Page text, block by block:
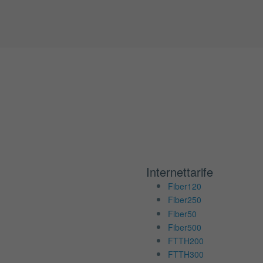
Internettarife
Fiber120
Fiber250
Fiber50
Fiber500
FTTH200
FTTH300